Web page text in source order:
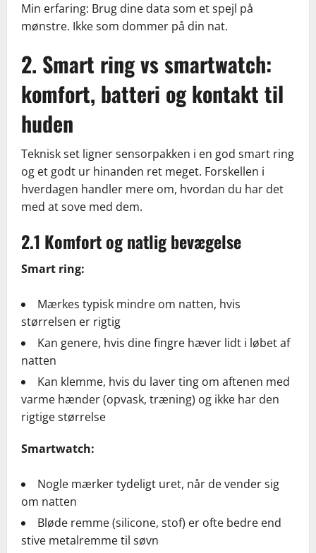
Min erfaring: Brug dine data som et spejl på
mønstre. Ikke som dommer på din nat.
2. Smart ring vs smartwatch:
komfort, batteri og kontakt til
huden
Teknisk set ligner sensorpakken i en god smart ring
og et godt ur hinanden ret meget. Forskellen i
hverdagen handler mere om, hvordan du har det
med at sove med dem.
2.1 Komfort og natlig bevægelse
Smart ring:
Mærkes typisk mindre om natten, hvis
størrelsen er rigtig
Kan genere, hvis dine fingre hæver lidt i løbet af
natten
Kan klemme, hvis du laver ting om aftenen med
varme hænder (opvask, træning) og ikke har den
rigtige størrelse
Smartwatch:
Nogle mærker tydeligt uret, når de vender sig
om natten
Bløde remme (silicone, stof) er ofte bedre end
stive metalremme til søvn